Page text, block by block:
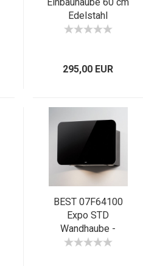
Edelstahl
PRF0092333 EEK B
295,00 EUR
BEST 07F64100
Expo STD
Wandhaube -
Edelstahl +